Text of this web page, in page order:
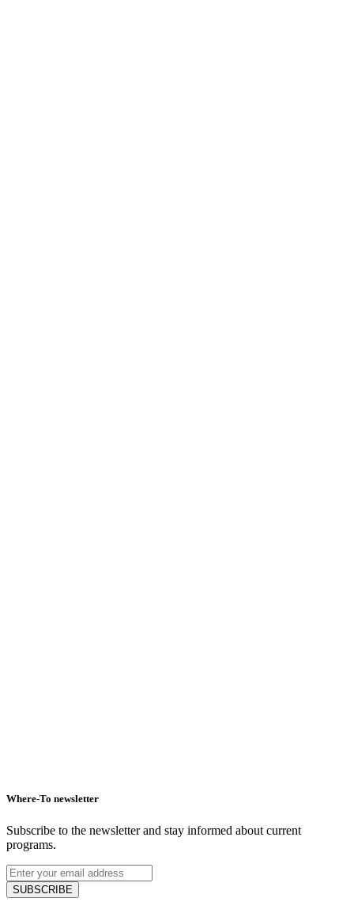
Where-To newsletter
Subscribe to the newsletter and stay informed about current
programs.
SUBSCRIBE